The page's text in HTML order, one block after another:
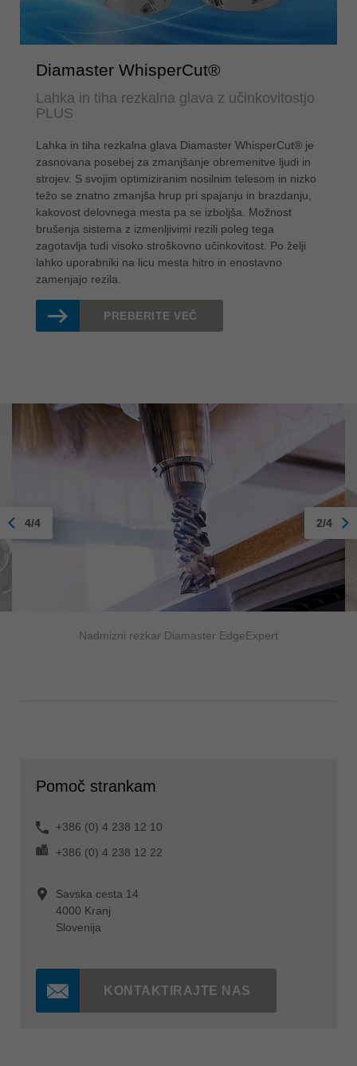
Diamaster WhisperCut®
Lahka in tiha rezkalna glava z učinkovitostjo
PLUS
Lahka in tiha rezkalna glava Diamaster WhisperCut® je
zasnovana posebej za zmanjšanje obremenitve ljudi in
strojev. S svojim optimiziranim nosilnim telesom in nizko
težo se znatno zmanjša hrup pri spajanju in brazdanju,
kakovost delovnega mesta pa se izboljša. Možnost
brušenja sistema z izmenljivimi rezili poleg tega
zagotavlja tudi visoko stroškovno učinkovitost. Po želji
lahko uporabniki na licu mesta hitro in enostavno
zamenjajo rezila.
PREBERITE VEČ
Nadmizni rezkar Diamaster EdgeExpert
4/4 2/4
Pomoč strankam
+386 (0) 4 238 12 10
+386 (0) 4 238 12 22
Savska cesta 14
4000 Kranj
Slovenija
KONTAKTIRAJTE NAS